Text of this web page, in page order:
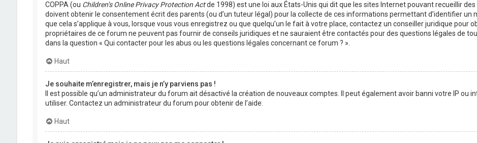
COPPA (ou Children’s Online Privacy Protection Actde 1998) est une loi aux États-Unis qui dit que les sites Internet pouvant recueillir
doivent obtenir le consentement écrit des parents (ou d’un tuteur légal) pour la collecte de ces informations permettant d’identifier un
que cela s’applique à vous, lorsque vous vous enregistrez ou que quelqu’un le fait à votre place, contactez un conseiller juridique pour
propriétaires de ce forum ne peuvent pas fournir de conseils juridiques et ne sauraient être contactés pour des questions légales de
dans la question « Qui contacter pour les abus ou les questions légales concernant ce forum ? ».
Haut
Je souhaite m’enregistrer, mais je n’y parviens pas !
Il est possible qu’un administrateur du forum ait désactivé la création de nouveaux comptes. Il peut également avoir banni votre IP ou
utiliser. Contactez un administrateur du forum pour obtenir de l’aide.
Haut